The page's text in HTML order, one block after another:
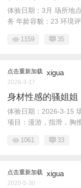
体验日期：3月 场所地
务 年龄容貌：23 环境评
1159 35
点击重新加载 xigua
2026-3-17
身材性感的骚姐姐
体验日期：2026-3-15
项目：漫游，指滑，胸
1061 33
点击重新加载 xigua
2020-5-30